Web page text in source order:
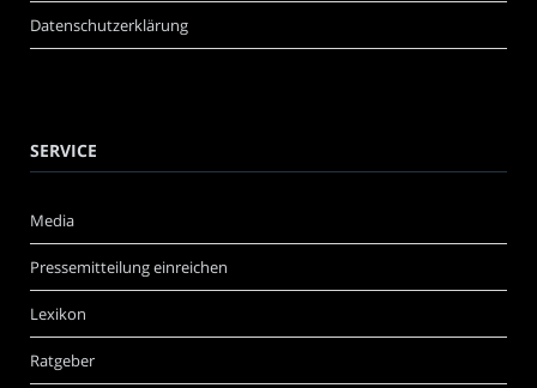
Datenschutzerklärung
SERVICE
Media
Pressemitteilung einreichen
Lexikon
Ratgeber